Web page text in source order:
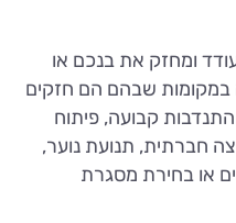
ומחזק את בנכם או
שבהם הם חזקים
קבועה, פיתוח
חברתית, תנועת נוער,
או בחירת מסגרת